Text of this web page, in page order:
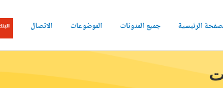
الرئيسية جميع المدونات الموضوعات الاتصال